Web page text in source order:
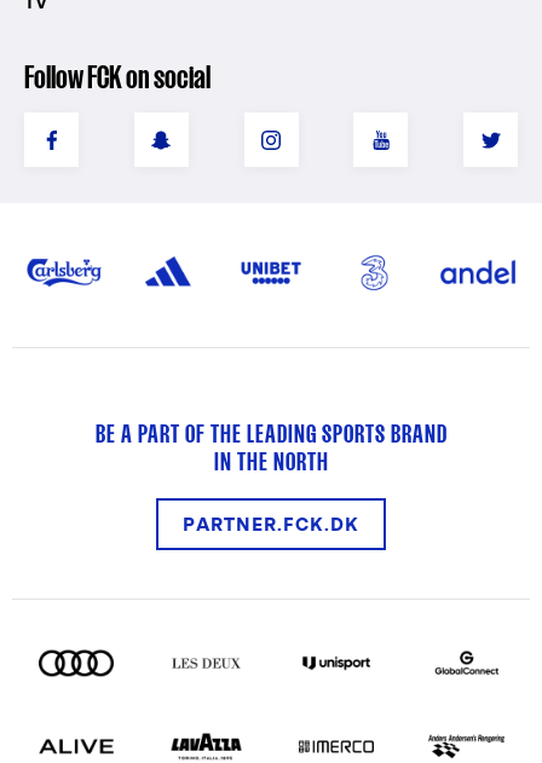
Follow FCK on social
BE A PART OF THE LEADING SPORTS BRAND
IN THE NORTH
PARTNER.FCK.DK